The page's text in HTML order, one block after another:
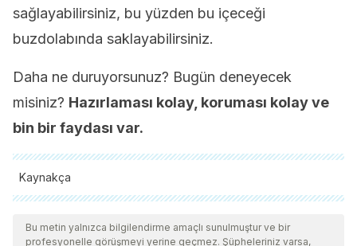
sağlayabilirsiniz, bu yüzden bu içeceği
buzdolabında saklayabilirsiniz.
Daha ne duruyorsunuz? Bugün deneyecek
misiniz? Hazırlaması kolay, koruması kolay ve
bin bir faydası var.
Kaynakça
Tüm alıntı yapılan kaynaklar, kalitelerini, güvenilirliklerini,
güncelliklerini ve geçerliliklerini sağlamak için ekibimiz
Bu metin yalnızca bilgilendirme amaçlı sunulmuştur ve bir
profesyonelle görüşmeyi yerine geçmez. Şüpheleriniz varsa,